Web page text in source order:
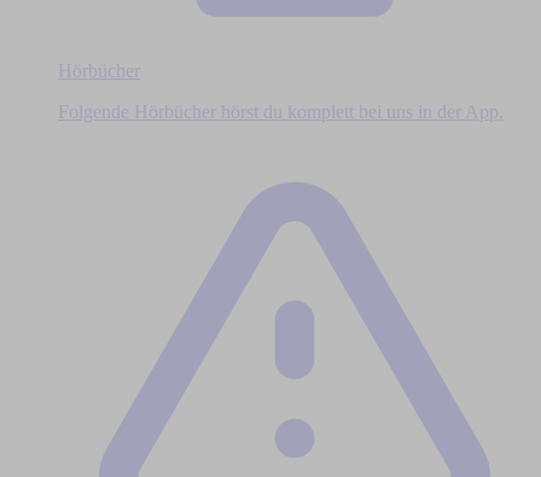
Hörbücher
Folgende Hörbücher hörst du komplett bei uns in der App.